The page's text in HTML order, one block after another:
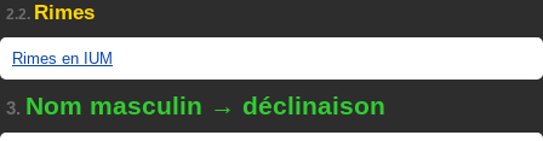
2.2. Rimes
Rimes en IUM
3. Nom masculin → déclinaison